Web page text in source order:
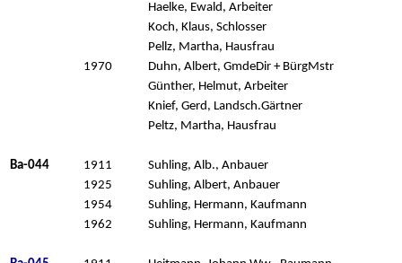
Haelke, Ewald, Arbeiter
Koch, Klaus, Schlosser
Pellz, Martha, Hausfrau
1970
Duhn, Albert, GmdeDir + BürgMstr
Günther, Helmut, Arbeiter
Knief, Gerd, Landsch.Gärtner
Peltz, Martha, Hausfrau
Ba-044 1911
Suhling, Alb., Anbauer
1925
Suhling, Albert, Anbauer
1954
Suhling, Hermann, Kaufmann
1962
Suhling, Hermann, Kaufmann